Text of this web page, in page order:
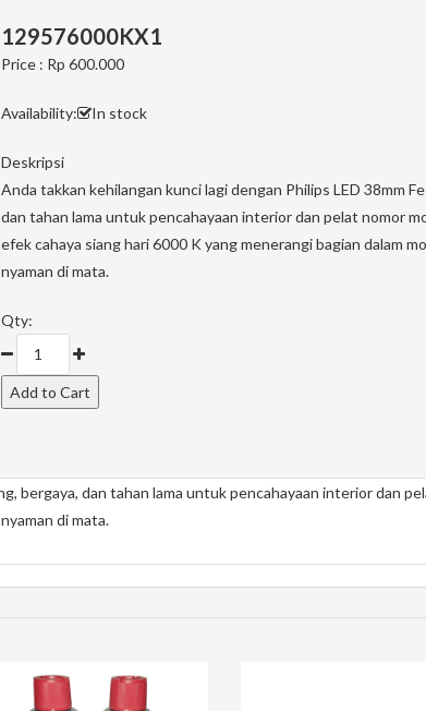
129576000KX1
Price : Rp 600.000
Availability: In stock
Deskripsi
Anda takkan kehilangan kunci lagi dengan Philips LED 38mm
dan tahan lama untuk pencahayaan interior dan pelat nomor
efek cahaya siang hari 6000 K yang menerangi bagian dalam
nyaman di mata.
Qty:
bergaya, dan tahan lama untuk pencahayaan interior dan
di mata.